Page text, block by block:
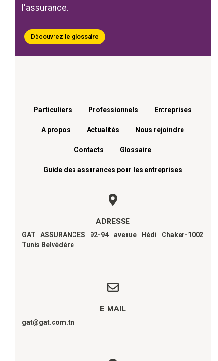
l'assurance.
Découvrez le glossaire
Menu footer
Particuliers Professionnels Entreprises
A propos Actualités Nous rejoindre
Contacts Glossaire
Guide des assurances pour les entreprises
ADRESSE
GAT ASSURANCES 92-94 avenue Hédi Chaker-1002
Tunis Belvédère
E-MAIL
gat@gat.com.tn